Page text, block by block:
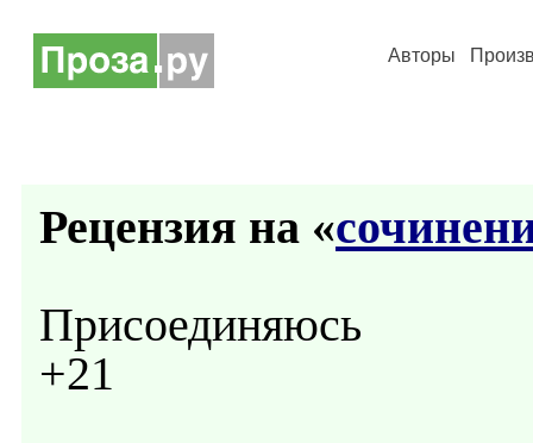
Авторы
Рецензия на «
Присоединяюсь
+21